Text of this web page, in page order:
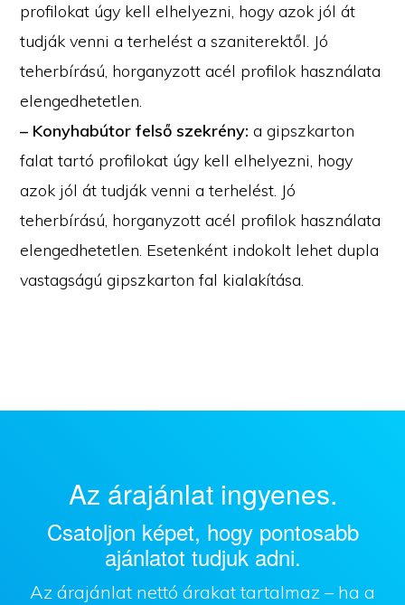
profilokat úgy kell elhelyezni, hogy azok jól át
tudják venni a terhelést a szaniterektől. Jó
teherbírású, horganyzott acél profilok használata
elengedhetetlen.
– Konyhabútor felső szekrény: a gipszkarton
falat tartó profilokat úgy kell elhelyezni, hogy
azok jól át tudják venni a terhelést. Jó
teherbírású, horganyzott acél profilok használata
elengedhetetlen. Esetenként indokolt lehet dupla
vastagságú gipszkarton fal kialakítása.
Az árajánlat ingyenes.
Csatoljon képet, hogy pontosabb
ajánlatot tudjuk adni.
Az árajánlat nettó árakat tartalmaz – ha a